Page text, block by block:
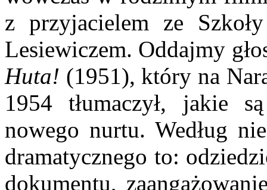
z przyjacielem ze
Lesiewiczem. Oddajmy
Huta! (1951), który na
1954 tłumaczył, jakie
nowego nurtu. Według
dramatycznego to:
dokumentu,